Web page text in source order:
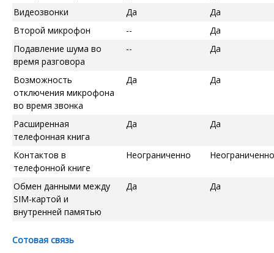
Видеозвонки
Да
Да
Второй микрофон
--
Да
Подавление шума во
время разговора
-- Да
Возможность
отключения микрофона
во время звонка
Да Да
Расширенная
телефонная книга
Да Да
Контактов в
телефонной книге
Неограниченно Неограниченно
Обмен данными между
SIM-картой и
внутренней памятью
Да Да
Сотовая связь